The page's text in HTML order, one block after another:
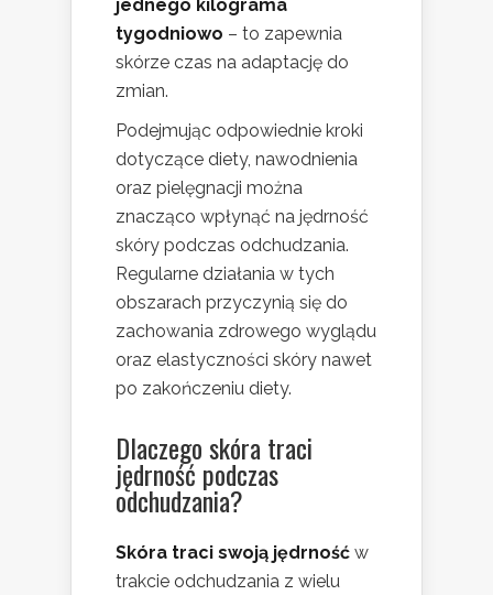
jednego kilograma
tygodniowo – to zapewnia
skórze czas na adaptację do
zmian.
Podejmując odpowiednie kroki
dotyczące diety, nawodnienia
oraz pielęgnacji można
znacząco wpłynąć na jędrność
skóry podczas odchudzania.
Regularne działania w tych
obszarach przyczynią się do
zachowania zdrowego wyglądu
oraz elastyczności skóry nawet
po zakończeniu diety.
Dlaczego skóra traci
jędrność podczas
odchudzania?
Skóra traci swoją jędrność w
trakcie odchudzania z wielu